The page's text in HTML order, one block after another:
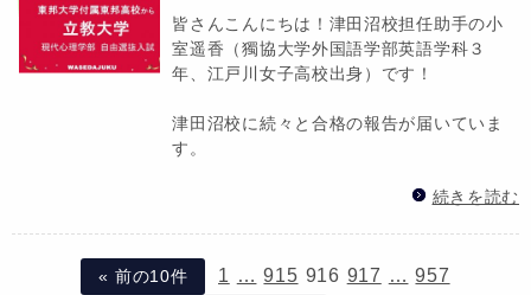
皆さんこんにちは！津田沼校担任助手の小
室遥香（獨協大学外国語学部英語学科３
年、江戸川女子高校出身）です！
津田沼校に続々と合格の報告が届いていま
す。
続きを読む
« 前の10件 1 … 915 916 917 … 957